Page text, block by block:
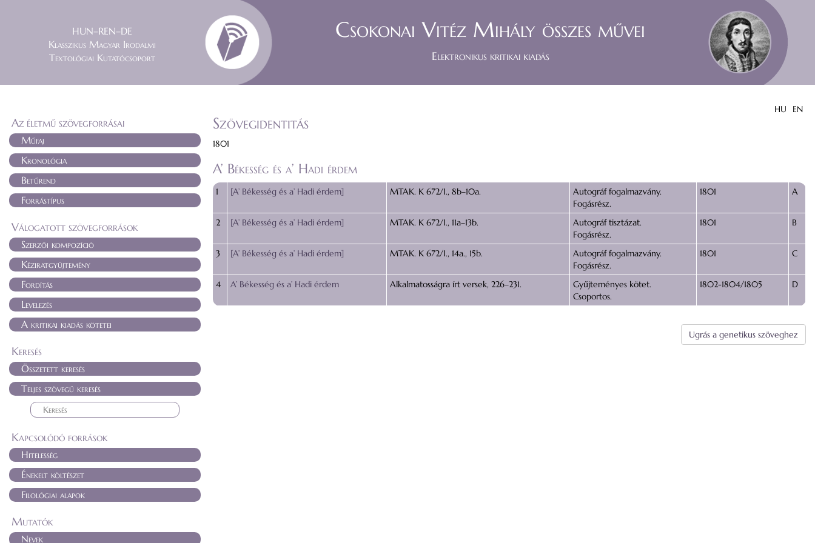
HUN–REN–DE
Klasszikus Magyar Irodalmi
Textológiai Kutatócsoport
Csokonai Vitéz Mihály összes művei
Elektronikus kritikai kiadás
HU EN
Az életmű szövegforrásai
Műfaj
Kronológia
Betűrend
Forrástípus
Válogatott szövegforrások
Szerzői kompozíció
Kéziratgyűjtemény
Fordítás
Levelezés
A kritikai kiadás kötetei
Keresés
Összetett keresés
Teljes szövegű keresés
Kapcsolódó források
Hitelesség
Énekelt költészet
Filológiai alapok
Mutatók
Nevek
Szövegidentitás
1801
A’ Békesség és a’ Hadi érdem
1 [A’ Békesség és a’ Hadi érdem] MTAK. K 672/I., 8b–10a.
Autográf fogalmazvány.
Fogásrész.
1801 A
2 [A’ Békesség és a’ Hadi érdem] MTAK. K 672/I., 11a–13b.
Autográf tisztázat.
Fogásrész.
1801 B
3 [A’ Békesség és a’ Hadi érdem] MTAK. K 672/I., 14a., 15b.
Autográf fogalmazvány.
Fogásrész.
1801 C
4 A’ Békesség és a’ Hadi érdem Alkalmatosságra írt versek, 226–231.
Gyűjteményes kötet.
Csoportos.
1802-1804/1805 D
Ugrás a genetikus szöveghez